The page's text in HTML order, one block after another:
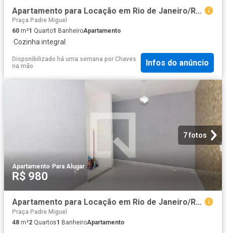
Apartamento para Locação em Rio de Janeiro/RJ Realengo 1 Quartos
Praça Padre Miguel
60 m²1 Quarto1 BanheiroApartamento
·Cozinha integral
Disponibilizado há uma semana por Chaves
na mão
Infos do anúncio
7 fotos
Apartamento· Para Alugar
R$ 980
Apartamento para Locação em Rio de Janeiro/RJ Realengo 2 Quartos
Praça Padre Miguel
48 m²2 Quartos1 BanheiroApartamento